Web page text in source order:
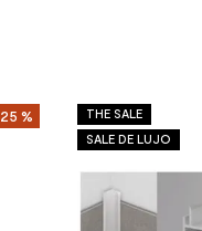
25 %
THE SALE
SALE DE LUJO